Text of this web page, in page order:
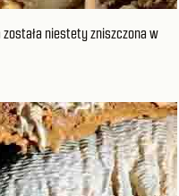
niestety zniszczona w